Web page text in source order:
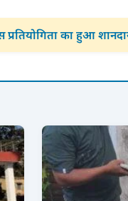
प्रतियोगिता का हुआ